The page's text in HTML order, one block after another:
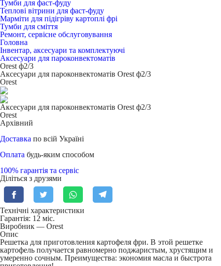
Тумби для фаст-фуду
Теплові вітрини для фаст-фуду
Марміти для підігріву картоплі фрі
Тумби для сміття
Ремонт, сервісне обслуговування
Головна
Інвентар, аксесуари та комплектуючі
Аксесуари для пароконвектоматів
Orest ф2/3
Аксесуари для пароконвектоматів Orest ф2/3
Orest
Аксесуари для пароконвектоматів Orest ф2/3
Orest
Архівний
Доставка по всій Україні
Оплата будь-яким способом
100% гарантія та сервіс
Діліться з друзями
Технічні характеристики
Гарантія: 12 міс.
Виробник — Orest
Опис
Решетка для приготовления картофеля фри. В этой решетке
картофель получается равномерно поджаристым, хрустящим и
умеренно сочным. Преимущества: экономия масла и быстрота